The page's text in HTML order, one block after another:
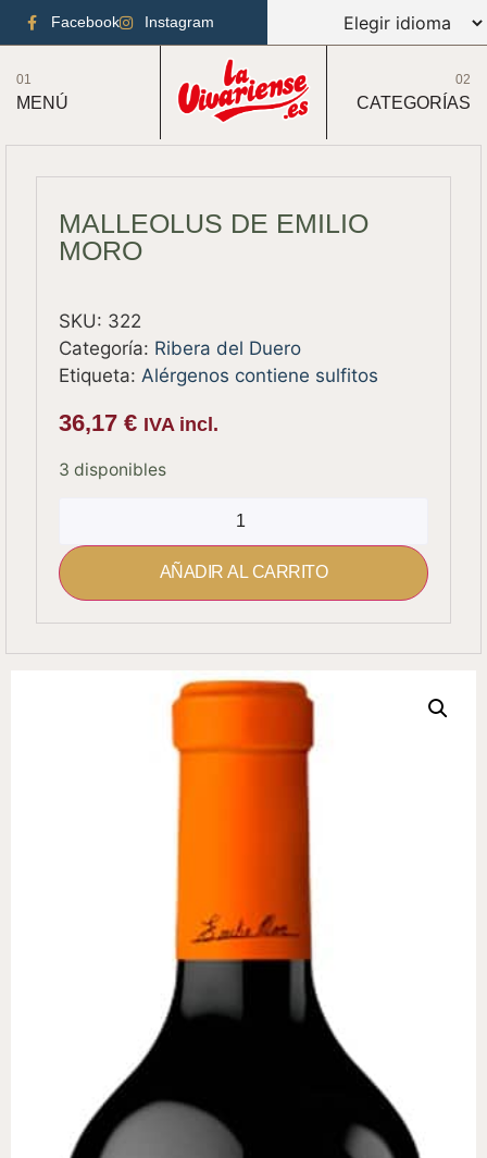
Facebook Instagram
01
MENÚ
02
CATEGORÍAS
MALLEOLUS DE EMILIO
MORO
SKU: 322
Categoría: Ribera del Duero
Etiqueta: Alérgenos contiene sulfitos
36,17€ IVA incl.
3 disponibles
AÑADIR AL CARRITO